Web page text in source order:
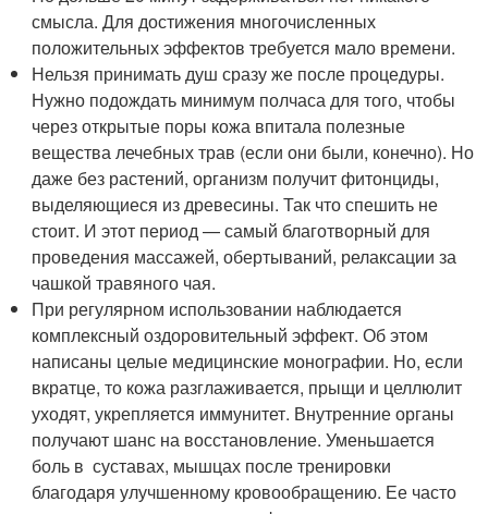
смысла. Для достижения многочисленных
положительных эффектов требуется мало времени.
Нельзя принимать душ сразу же после процедуры.
Нужно подождать минимум полчаса для того, чтобы
через открытые поры кожа впитала полезные
вещества лечебных трав (если они были, конечно). Но
даже без растений, организм получит фитонциды,
выделяющиеся из древесины. Так что спешить не
стоит. И этот период — самый благотворный для
проведения массажей, обертываний, релаксации за
чашкой травяного чая.
При регулярном использовании наблюдается
комплексный оздоровительный эффект. Об этом
написаны целые медицинские монографии. Но, если
вкратце, то кожа разглаживается, прыщи и целлюлит
уходят, укрепляется иммунитет. Внутренние органы
получают шанс на восстановление. Уменьшается
боль в суставах, мышцах после тренировки
благодаря улучшенному кровообращению. Ее часто